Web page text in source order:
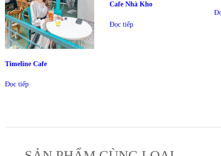
Timeline Cafe
Đọc tiếp
Cafe Nhà Kho
Đọc tiếp